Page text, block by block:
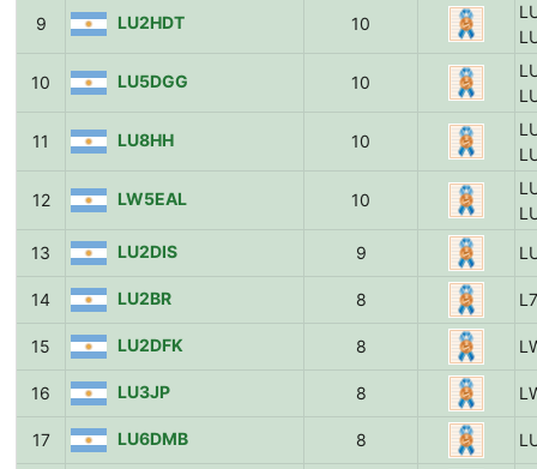
9 LU2HDT 10
10 LU5DGG 10
11 LU8HH 10
12 LW5EAL 10
13
LU2DIS 9
14 LU2BR 8
15 LU2DFK 8
16 LU3JP 8
17 LU6DMB 8